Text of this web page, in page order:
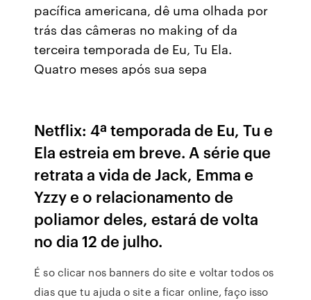
pacífica americana, dê uma olhada por
trás das câmeras no making of da
terceira temporada de Eu, Tu Ela.
Quatro meses após sua sepa
Netflix: 4ª temporada de Eu, Tu e
Ela estreia em breve. A série que
retrata a vida de Jack, Emma e
Yzzy e o relacionamento de
poliamor deles, estará de volta
no dia 12 de julho.
É so clicar nos banners do site e voltar todos os
dias que tu ajuda o site a ficar online, faço isso